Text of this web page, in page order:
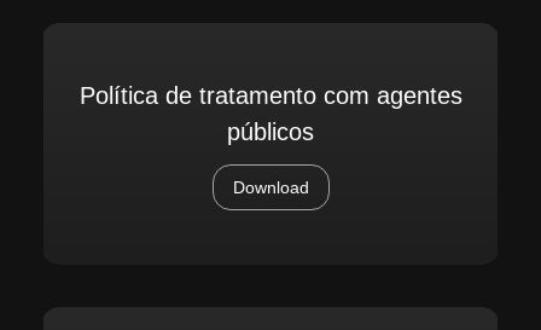
Política de tratamento com agentes
públicos
Download